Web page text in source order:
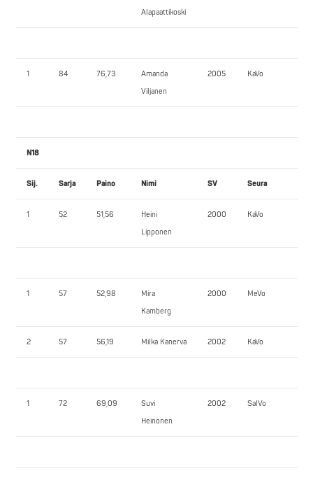
Alapaattikoski
1 84 76,73
Amanda
Viljanen
2005 KaVo
N18
Sij. Sarja Paino Nimi SV Seura
1 52 51,56
Heini
Lipponen
2000 KaVo
1 57 52,98
Mira
Kamberg
2000 MeVo
2 57 56,19 Milka Kanerva 2002 KaVo
1 72 69,09
Suvi
Heinonen
2002 SalVo